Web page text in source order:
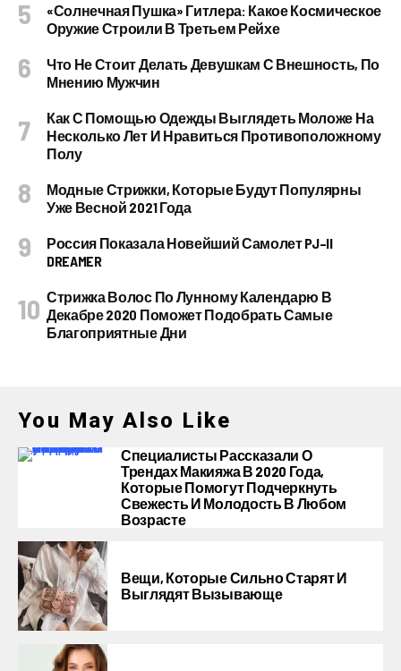
«Солнечная Пушка» Гитлера: Какое Космическое
Оружие Строили В Третьем Рейхе
Что Не Стоит Делать Девушкам С Внешность, По
Мнению Мужчин
Как С Помощью Одежды Выглядеть Моложе На
Несколько Лет И Нравиться Противоположному
Полу
Модные Стрижки, Которые Будут Популярны
Уже Весной 2021 Года
Россия Показала Новейший Самолет PJ–II
DREAMER
Стрижка Волос По Лунному Календарю В
Декабре 2020 Поможет Подобрать Самые
Благоприятные Дни
You May Also Like
Специалисты Рассказали О
Трендах Макияжа В 2020 Года,
Которые Помогут Подчеркнуть
Свежесть И Молодость В Любом
Возрасте
Вещи, Которые Сильно Старят И
Выглядят Вызывающе